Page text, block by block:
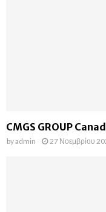
CMGS GROUP
byadmin 27 Νοεμβρίου